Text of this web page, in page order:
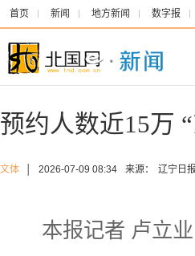
首页 新闻 地方新闻 数字报
预约人数近15万
文体 2026-07-09 08:34 来源： 辽宁日报
本报记者 卢立业